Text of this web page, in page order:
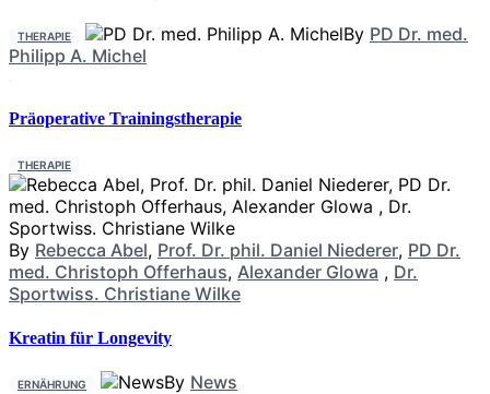
THERAPIE By PD Dr. med.
Philipp A. Michel
Präoperative Trainingstherapie
THERAPIE
By Rebecca Abel, Prof. Dr. phil. Daniel Niederer, PD Dr.
med. Christoph Offerhaus, Alexander Glowa , Dr.
Sportwiss. Christiane Wilke
Kreatin für Longevity
ERNÄHRUNG By News